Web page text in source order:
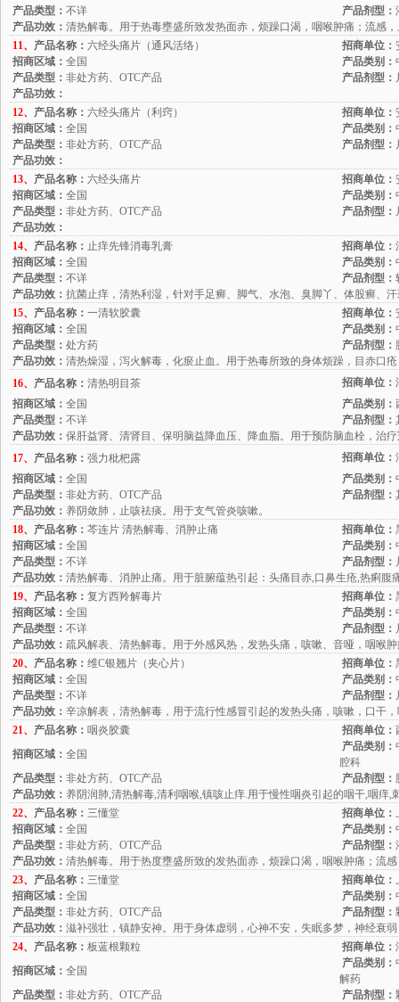
产品类型： 不详 产品剂型：
产品功效： 清热解毒。用于热毒壅盛所致发热面赤，烦躁口渴，咽喉肿痛；流感
11、 产品名称： 六经头痛片（通风活络） 招商单位：
招商区域： 全国 产品类别：
产品类型： 非处方药、OTC产品 产品剂型：
产品功效：
12、 产品名称： 六经头痛片（利窍） 招商单位：
招商区域： 全国 产品类别：
产品类型： 非处方药、OTC产品 产品剂型：
产品功效：
13、 产品名称： 六经头痛片 招商单位：
招商区域： 全国 产品类别：
产品类型： 非处方药、OTC产品 产品剂型：
产品功效：
14、 产品名称： 止痒先锋消毒乳膏 招商单位：
招商区域： 全国 产品类别：
产品类型： 不详 产品剂型：
产品功效： 抗菌止痒，清热利湿，针对手足癣、脚气、水泡、臭脚丫、体股癣、
15、 产品名称： 一清软胶囊 招商单位：
招商区域： 全国 产品类别：
产品类型： 处方药 产品剂型：
产品功效： 清热燥湿，泻火解毒，化瘀止血。用于热毒所致的身体烦躁，目赤口
16、 产品名称： 清热明目茶 招商单位：
招商区域： 全国 产品类别：
产品类型： 不详 产品剂型：
产品功效： 保肝益肾、清肾目、保明脑益降血压、降血脂。用于预防脑血栓，治
17、 产品名称： 强力枇杷露 招商单位：
招商区域： 全国 产品类别：
产品类型： 非处方药、OTC产品 产品剂型：
产品功效： 养阴敛肺，止咳祛痰。用于支气管炎咳嗽。
18、 产品名称： 芩连片 清热解毒、消肿止痛 招商单位：
招商区域： 全国 产品类别：
产品类型： 不详 产品剂型：
产品功效： 清热解毒、消肿止痛。用于脏腑蕴热引起：头痛目赤,口鼻生疮,热痢腹
19、 产品名称： 复方西羚解毒片 招商单位：
招商区域： 全国 产品类别：
产品类型： 不详 产品剂型：
产品功效： 疏风解表、清热解毒。用于外感风热，发热头痛，咳嗽、音哑，咽喉
20、 产品名称： 维C银翘片（夹心片） 招商单位：
招商区域： 全国 产品类别：
产品类型： 不详 产品剂型：
产品功效： 辛凉解表，清热解毒，用于流行性感冒引起的发热头痛，咳嗽，口干
21、 产品名称： 咽炎胶囊 招商单位：
招商区域： 全国
产品类别：
腔科
产品类型： 非处方药、OTC产品 产品剂型：
产品功效： 养阴润肺,清热解毒,清利咽喉,镇咳止痒.用于慢性咽炎引起的咽干,咽痒,
22、 产品名称： 三懂堂 招商单位：
招商区域： 全国 产品类别：
产品类型： 非处方药、OTC产品 产品剂型：
产品功效： 清热解毒。用于热度壅盛所致的发热面赤，烦躁口渴，咽喉肿痛；流
23、 产品名称： 三懂堂 招商单位：
招商区域： 全国 产品类别：
产品类型： 非处方药、OTC产品 产品剂型：
产品功效： 滋补强壮，镇静安神。用于身体虚弱，心神不安，失眠多梦，神经衰
24、 产品名称： 板蓝根颗粒 招商单位：
招商区域： 全国
产品类别：
解药
产品类型： 非处方药、OTC产品 产品剂型：